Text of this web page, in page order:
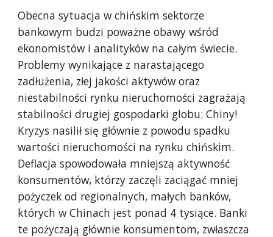
Obecna sytuacja w chińskim sektorze
bankowym budzi poważne obawy wśród
ekonomistów i analityków na całym świecie.
Problemy wynikające z narastającego
zadłużenia, złej jakości aktywów oraz
niestabilności rynku nieruchomości zagrażają
stabilności drugiej gospodarki globu: Chiny!
Kryzys nasilił się głównie z powodu spadku
wartości nieruchomości na rynku chińskim.
Deflacja spowodowała mniejszą aktywność
konsumentów, którzy zaczęli zaciągać mniej
pożyczek od regionalnych, małych banków,
których w Chinach jest ponad 4 tysiące. Banki
te pożyczają głównie konsumentom, zwłaszcza